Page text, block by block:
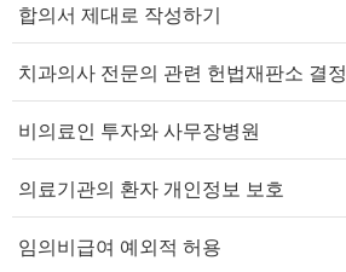
합의서 제대로 작성하기
치과의사 전문의 관련 헌법재판소 결정
비의료인 투자와 사무장병원
의료기관의 환자 개인정보 보호
임의비급여 예외적 허용